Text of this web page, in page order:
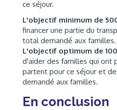
ce séjour.
L'objectif minimum de
financer une partie du
total demandé aux familles.
L'objectif optimum de
d'aider des familles qui ont
partent pour ce séjour et
demandé aux familles.
En conclusion